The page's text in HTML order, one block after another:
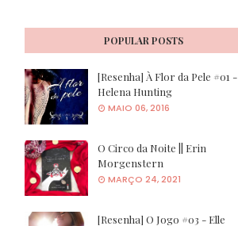
POPULAR POSTS
[Resenha] À Flor da Pele #01 -
Helena Hunting
MAIO 06, 2016
O Circo da Noite || Erin
Morgenstern
MARÇO 24, 2021
[Resenha] O Jogo #03 - Elle